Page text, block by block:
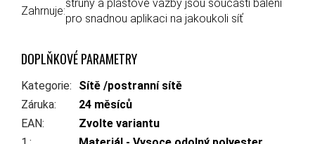
Zahrnuje:
struny a plastové vazby jsou součástí balení
pro snadnou aplikaci na jakoukoli síť
DOPLŇKOVÉ PARAMETRY
Kategorie:
Sítě /postranní sítě
Záruka:
24 měsíců
EAN:
Zvolte variantu